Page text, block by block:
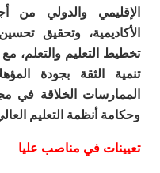
والدولي من أجل
وتحقيق تحسين
التعليم والتعلم، مع مراعاة
الثقة بجودة المؤهلات
الخلاقة في مجال
أنظمة التعليم العالي”.
في مناصب عليا